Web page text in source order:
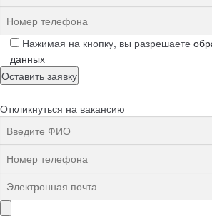
Нажимая на кнопку, вы разрешаете
данных
Откликнуться на вакансию